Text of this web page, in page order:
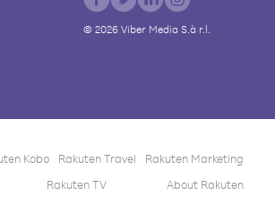
© 2026Viber Media S.à r.l.
Kobo Rakuten Travel
Rakuten Marketing
Rakuten TV About Rakuten